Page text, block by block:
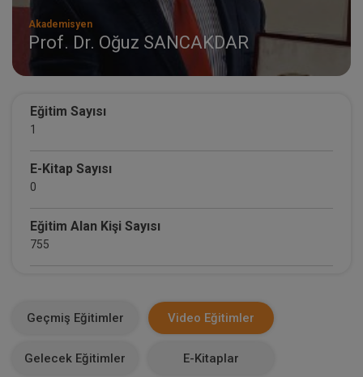
Akademisyen
Prof. Dr. Oğuz SANCAKDAR
Eğitim Sayısı
1
E-Kitap Sayısı
0
Eğitim Alan Kişi Sayısı
755
0
Geçmiş Eğitimler Video Eğitimler
Gelecek Eğitimler E-Kitaplar